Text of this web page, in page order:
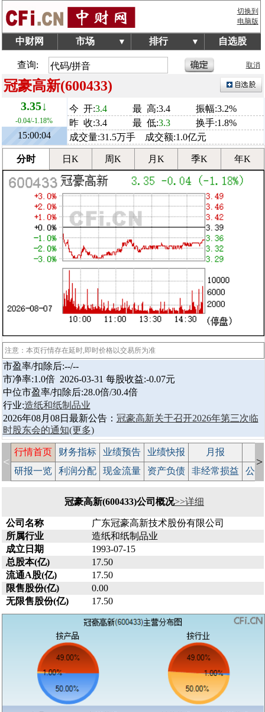
切换到
电脑版
中财网 市场 ▼ 排行 ▼ 自选股
查询: 取消
冠豪高新(600433)
3.35↓
-0.04/-1.18%
15:00:04
今 开:3.4 最 高:3.4
振幅:3.2%
昨 收:3.4
最 低:3.3
换手:1.8%
成交量:31.5万手 成交额:1.0亿元
分时 日K 周K 月K 季K 年K
注意：本页行情存在延时,即时价格以交易所为准
市盈率/扣除后:--/--
市净率:1.0倍 2026-03-31 每股收益:-0.07元
中位市盈率/扣除后:28.0倍/30.4倍
行业:造纸和纸制品业
2026年08月08日最新公告： 冠豪高新关于召开2026年第三次临
时股东会的通知(更多)
<
行情首页 财务指标 业绩预告 业绩快报 月报
研报一览
利润分配 现金流量 资产负债 非经常损益 公
>
冠豪高新(600433)公司概况>>详细
公司名称
广东冠豪高新技术股份有限公司
所属行业
造纸和纸制品业
成立日期
1993-07-15
总股本(亿)
17.50
流通A股(亿)
17.50
限售股份(亿)
0.00
无限售股份(亿)
17.50